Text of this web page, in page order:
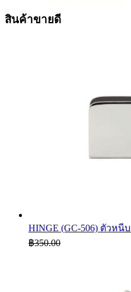
สินค้าขายดี
HINGE (GC-506) ตัวหนี
฿350.00